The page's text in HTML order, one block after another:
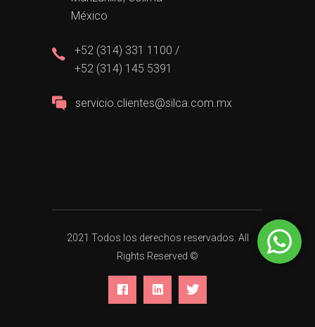
México
+52 (314) 331 1100 /
+52 (314) 145 5391
servicio.clientes@silca.com.mx
2021 Todos los derechos reservados. All
Rights Reserved ©